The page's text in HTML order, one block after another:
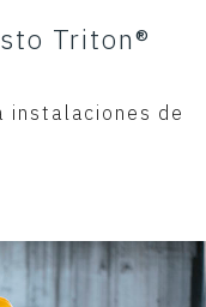
Triton®
instalaciones de